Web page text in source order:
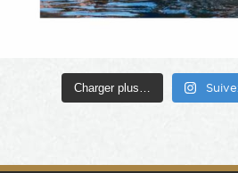
Charger plus…